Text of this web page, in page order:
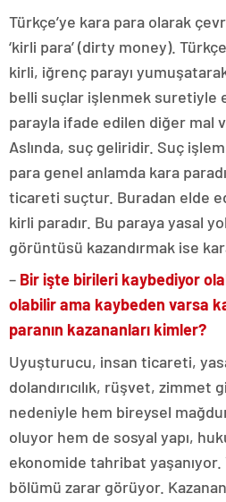
Türkçe’ye kara para olarak
‘kirli para’ (dirty money).
kirli, iğrenç parayı
belli suçlar işlenmek suretiyle
parayla ifade edilen diğer mal
Aslında, suç geliridir. Suç
para genel anlamda kara
ticareti suçtur. Buradan elde
kirli paradır. Bu paraya yasal
görüntüsü kazandırmak ise
– Bir işte birileri kaybediyor
olabilir ama kaybeden varsa
paranın kazananları kimler?
Uyuşturucu, insan ticareti,
dolandırıcılık, rüşvet, zimmet
nedeniyle hem bireysel
oluyor hem de sosyal yapı,
ekonomide tahribat
bölümü zarar görüyor.